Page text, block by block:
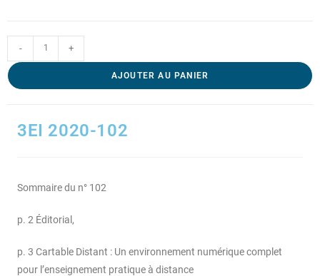
- +
AJOUTER AU PANIER
3EI 2020-102
Sommaire du n° 102
p. 2 Éditorial,
p. 3 Cartable Distant : Un environnement numérique complet
pour l’enseignement pratique à distance